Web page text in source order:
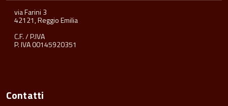
via Farini 3
42121, Reggio Emilia
C.F. / P.IVA
P. IVA 00145920351
Contatti